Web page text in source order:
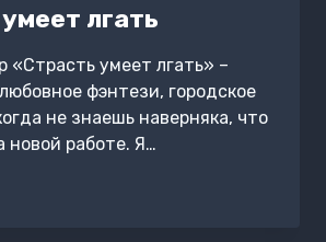
лгать
«Страсть умеет лгать» –
фэнтези, городское
не знаешь наверняка, что
новой работе. Я…